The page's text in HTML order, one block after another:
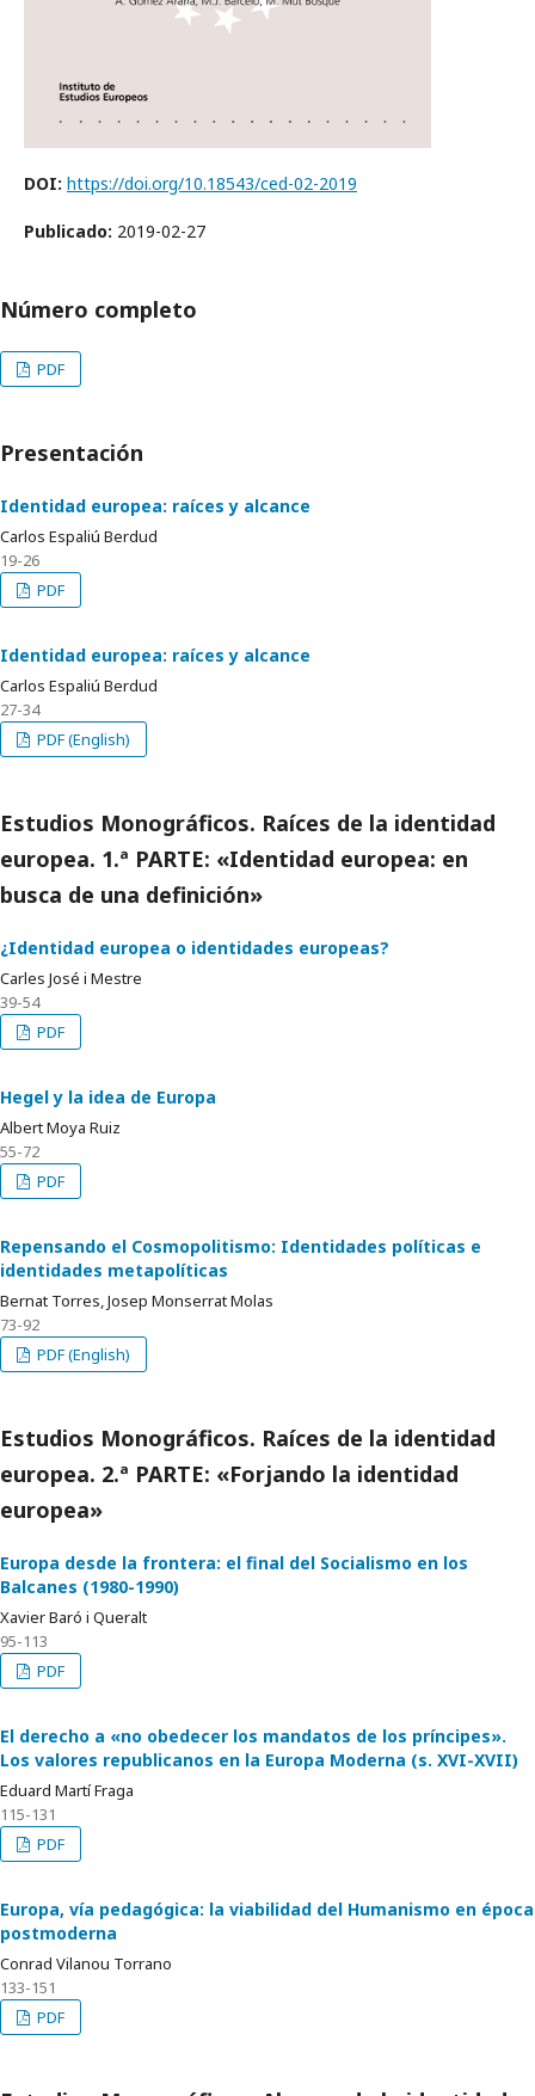
DOI: https://doi.org/10.18543/ced-02-2019
Publicado: 2019-02-27
Número completo
PDF
Presentación
Identidad europea: raíces y alcance
Carlos Espaliú Berdud
19-26
PDF
Identidad europea: raíces y alcance
Carlos Espaliú Berdud
27-34
PDF (English)
Estudios Monográficos. Raíces de la identidad
europea. 1.ª PARTE: «Identidad europea: en
busca de una definición»
¿Identidad europea o identidades europeas?
Carles José i Mestre
39-54
PDF
Hegel y la idea de Europa
Albert Moya Ruiz
55-72
PDF
Repensando el Cosmopolitismo: Identidades políticas e
identidades metapolíticas
Bernat Torres, Josep Monserrat Molas
73-92
PDF (English)
Estudios Monográficos. Raíces de la identidad
europea. 2.ª PARTE: «Forjando la identidad
europea»
Europa desde la frontera: el final del Socialismo en los
Balcanes (1980-1990)
Xavier Baró i Queralt
95-113
PDF
El derecho a «no obedecer los mandatos de los príncipes».
Los valores republicanos en la Europa Moderna (s. XVI-XVII)
Eduard Martí Fraga
115-131
PDF
Europa, vía pedagógica: la viabilidad del Humanismo en época
postmoderna
Conrad Vilanou Torrano
133-151
PDF